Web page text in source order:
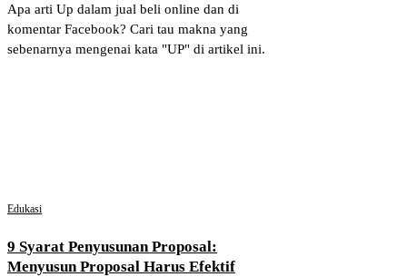
Apa arti Up dalam jual beli online dan di
komentar Facebook? Cari tau makna yang
sebenarnya mengenai kata "UP" di artikel ini.
Edukasi
9 Syarat Penyusunan Proposal:
Menyusun Proposal Harus Efektif